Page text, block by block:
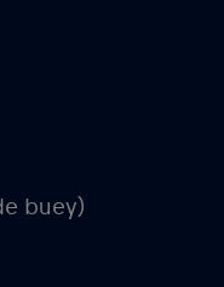
buey)